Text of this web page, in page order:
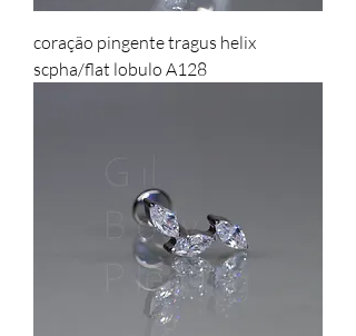
coração pingente tragus helix
scpha/flat lobulo A128